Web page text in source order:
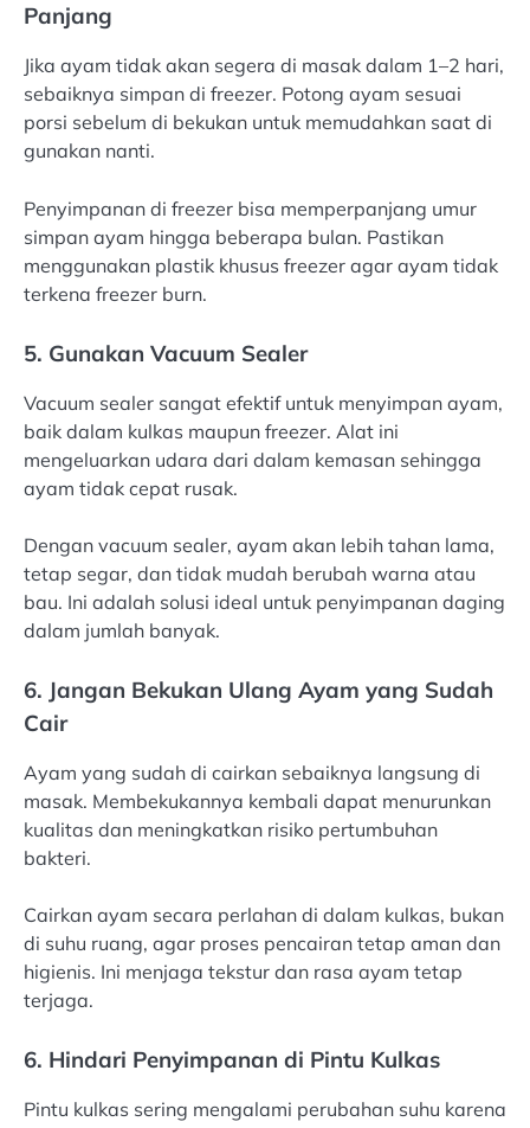
Panjang
Jika ayam tidak akan segera di masak dalam 1–2 hari,
sebaiknya simpan di freezer. Potong ayam sesuai
porsi sebelum di bekukan untuk memudahkan saat di
gunakan nanti.
Penyimpanan di freezer bisa memperpanjang umur
simpan ayam hingga beberapa bulan. Pastikan
menggunakan plastik khusus freezer agar ayam tidak
terkena freezer burn.
5. Gunakan Vacuum Sealer
Vacuum sealer sangat efektif untuk menyimpan ayam,
baik dalam kulkas maupun freezer. Alat ini
mengeluarkan udara dari dalam kemasan sehingga
ayam tidak cepat rusak.
Dengan vacuum sealer, ayam akan lebih tahan lama,
tetap segar, dan tidak mudah berubah warna atau
bau. Ini adalah solusi ideal untuk penyimpanan daging
dalam jumlah banyak.
6. Jangan Bekukan Ulang Ayam yang Sudah
Cair
Ayam yang sudah di cairkan sebaiknya langsung di
masak. Membekukannya kembali dapat menurunkan
kualitas dan meningkatkan risiko pertumbuhan
bakteri.
Cairkan ayam secara perlahan di dalam kulkas, bukan
di suhu ruang, agar proses pencairan tetap aman dan
higienis. Ini menjaga tekstur dan rasa ayam tetap
terjaga.
6. Hindari Penyimpanan di Pintu Kulkas
Pintu kulkas sering mengalami perubahan suhu karena